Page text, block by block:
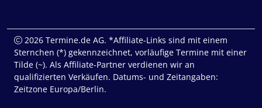
2026 Termine.de AG. *Affiliate-Links sind mit einem
Sternchen (*) gekennzeichnet, vorläufige Termine mit einer
Tilde (~). Als Affiliate-Partner verdienen wir an
qualifizierten Verkäufen. Datums- und Zeitangaben:
Zeitzone Europa/Berlin.